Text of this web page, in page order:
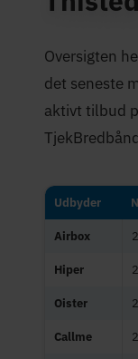
Oversigten
det seneste
aktivt tilbud
Udbyder
Airbox
Hiper
Oister
Callme